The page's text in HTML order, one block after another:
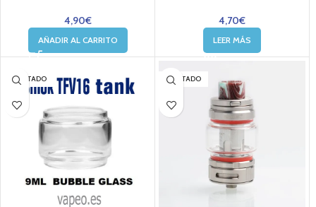
4,90€
AÑADIR AL CARRITO
4,70€
LEER MÁS
AGOTADO AGOTADO